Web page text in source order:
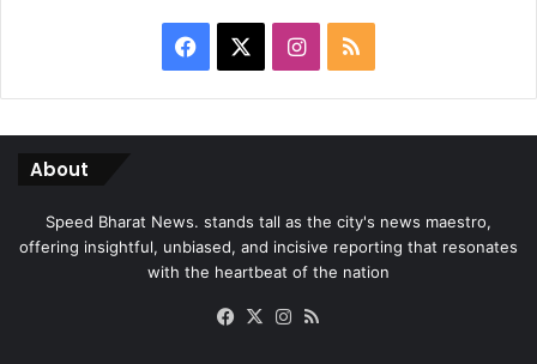
Facebook Instagram
RSS
About
Speed Bharat News. stands tall as the city's news maestro,
offering insightful, unbiased, and incisive reporting that resonates
with the heartbeat of the nation
Facebook
X Instagram